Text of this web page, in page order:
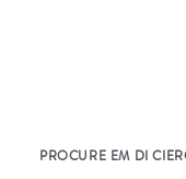
PROCURE EM DI